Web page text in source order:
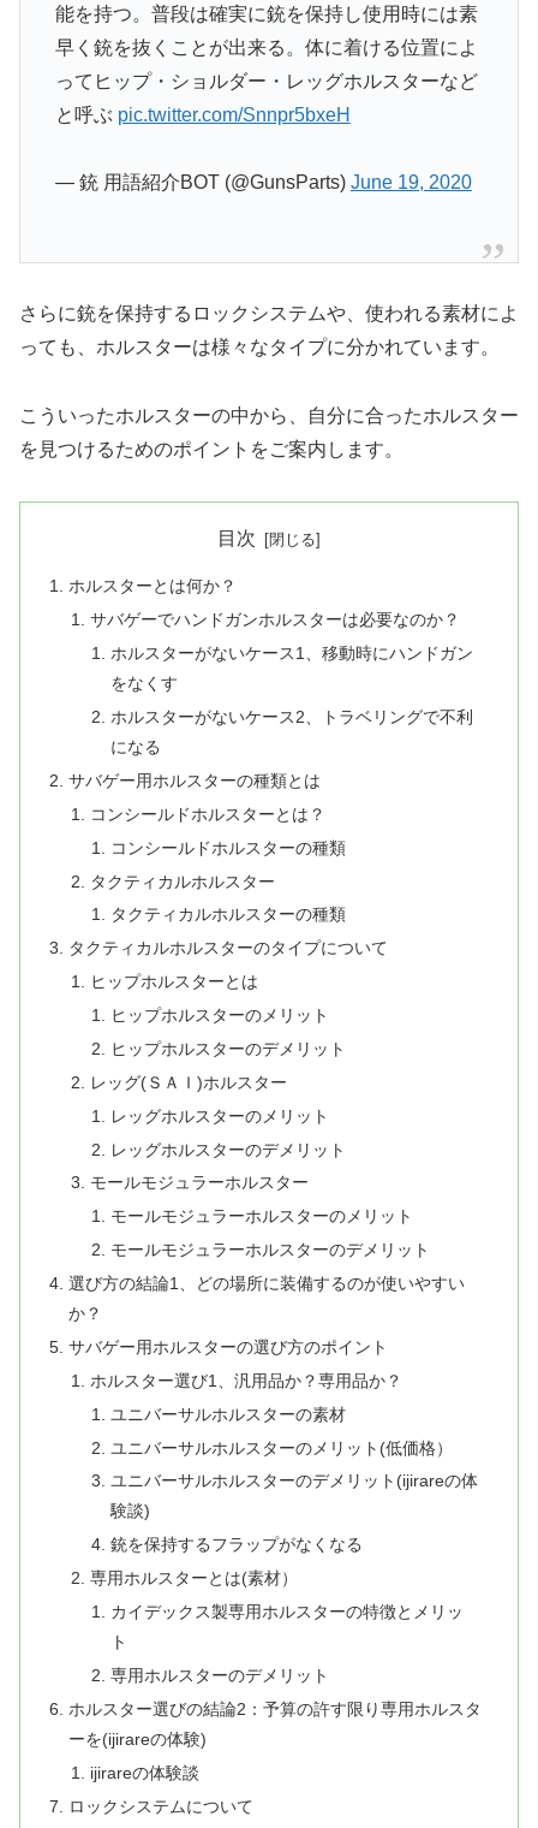
能を持つ。普段は確実に銃を保持し使用時には素
早く銃を抜くことが出来る。体に着ける位置によ
ってヒップ・ショルダー・レッグホルスターなど
と呼ぶ pic.twitter.com/Snnpr5bxeH
— 銃 用語紹介BOT (@GunsParts) June 19, 2020
さらに銃を保持するロックシステムや、使われる素材によ
っても、ホルスターは様々なタイプに分かれています。
こういったホルスターの中から、自分に合ったホルスター
を見つけるためのポイントをご案内します。
目次
ホルスターとは何か？
サバゲーでハンドガンホルスターは必要なのか？
ホルスターがないケース1、移動時にハンドガン
をなくす
ホルスターがないケース2、トラベリングで不利
になる
サバゲー用ホルスターの種類とは
コンシールドホルスターとは？
コンシールドホルスターの種類
タクティカルホルスター
タクティカルホルスターの種類
タクティカルホルスターのタイプについて
ヒップホルスターとは
ヒップホルスターのメリット
ヒップホルスターのデメリット
レッグ(ＳＡＩ)ホルスター
レッグホルスターのメリット
レッグホルスターのデメリット
モールモジュラーホルスター
モールモジュラーホルスターのメリット
モールモジュラーホルスターのデメリット
選び方の結論1、どの場所に装備するのが使いやすい
か？
サバゲー用ホルスターの選び方のポイント
ホルスター選び1、汎用品か？専用品か？
ユニバーサルホルスターの素材
ユニバーサルホルスターのメリット(低価格）
ユニバーサルホルスターのデメリット(ijirareの体
験談)
銃を保持するフラップがなくなる
専用ホルスターとは(素材）
カイデックス製専用ホルスターの特徴とメリッ
ト
専用ホルスターのデメリット
ホルスター選びの結論2：予算の許す限り専用ホルスタ
ーを(ijirareの体験)
ijirareの体験談
ロックシステムについて